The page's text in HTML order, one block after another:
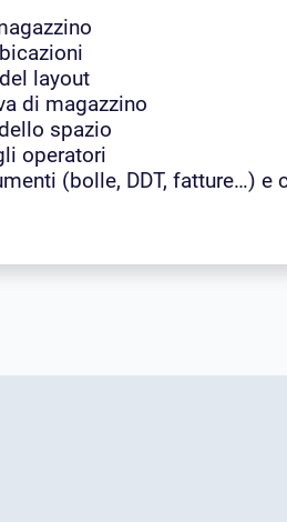
layout
di magazzino
spazio
operatori
(bolle, DDT, fatture…) e